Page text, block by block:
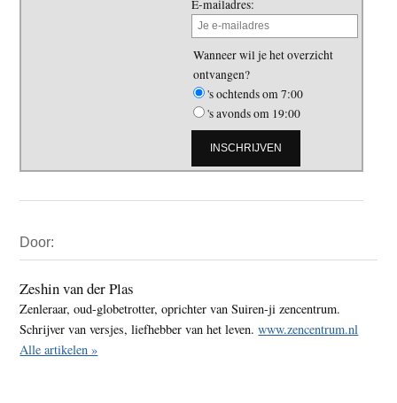
E-mailadres:
Wanneer wil je het overzicht
ontvangen?
's ochtends om 7:00
's avonds om 19:00
Sidebar
Door:
Zeshin van der Plas
Zenleraar, oud-globetrotter, oprichter van Suiren-ji zencentrum.
Schrijver van versjes, liefhebber van het leven.www.zencentrum.nl
Alle artikelen »